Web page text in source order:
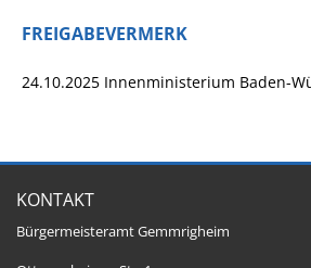
FREIGABEVERMERK
24.10.2025 Innenministerium Baden-
KONTAKT
Bürgermeisteramt Gemmrigheim